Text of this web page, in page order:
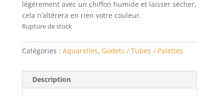
légèrement avec un chiffon humide et laisser sécher,
cela n’altérera en rien votre couleur.
Rupture de stock
Catégories : Aquarelles, Godets / Tubes / Palettes
Description